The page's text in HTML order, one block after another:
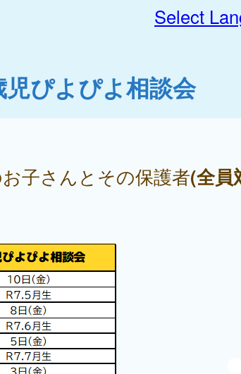
Select
児ぴよぴよ相談会
子さんとその保護者(全員